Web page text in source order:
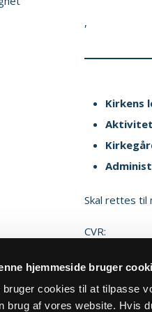
hjemmeside bruger
bruger cookies til at tilpasse
brug af vores website. Hvis
,
Kirkens
Skal rettes til
CVR:
Sikker